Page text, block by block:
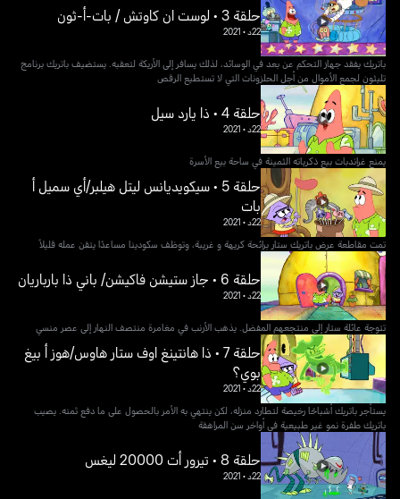
حلقة 3 • لوست ان كاوتش / بات-أ-ثون
22د •
2021
باتريك يفقد جهاز التحكم عن بعد في الوسائد، لذلك يسافر إلى الأريكة لتعقبه. يستضيف باتريك برنامج
تليثون لجمع الأموال من أجل الحلزونات التي لا تستطيع الرقص
حلقة 4 • ذا يارد سيل
22د •
2021
يمنع غراندبات بيع ذكرياته الثمينة في ساحة بيع الأسرة
حلقة 5 • سيكويديانس ليتل هيلبر/أي سميل أ
بات
22د •
2021
تمت مقاطعة عرض باتريك ستار برائحة كريهة و غريبة، وتوظف سكودينا مساعدًا يتقن عمله قليلاً
حلقة 6 • جاز ستيشن فاكيشن/ باني ذا بارباريان
22د •
2021
تتوجة عائلة ستار إلى منتجعهم المفضل. يذهب الأرنب في مغامرة منتصف النهار إلى عصر منسي
حلقة 7 • ذا هانتينغ اوف ستار هاوس/هوز أ بيغ
بوي؟
22د •
2021
يستأجر باتريك أشباحًا رخيصة لتطارد منزله، لكن ينتهي به الأمر بالحصول على ما دفع ثمنه. يصيب
باتريك طفرة نمو غير طبيعية في أواخر سن المراهقة
حلقة 8 • تيرور أت 20000 ليغس
22د •
2021